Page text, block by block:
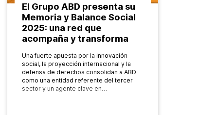
El Grupo ABD presenta su
Memoria y Balance Social
2025: una red que
acompaña y transforma
Una fuerte apuesta por la innovación
social, la proyección internacional y la
defensa de derechos consolidan a ABD
como una entidad referente del tercer
sector y un agente clave en…